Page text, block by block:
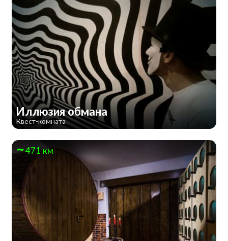
Иллюзия обмана
Квест-комната
471 км